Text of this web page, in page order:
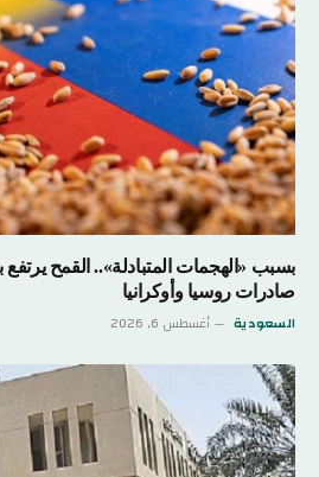
بسبب «الهجمات المتبادلة».. القمح
صادرات روسيا وأوكرانيا
السعودية أغسطس 6, 2026